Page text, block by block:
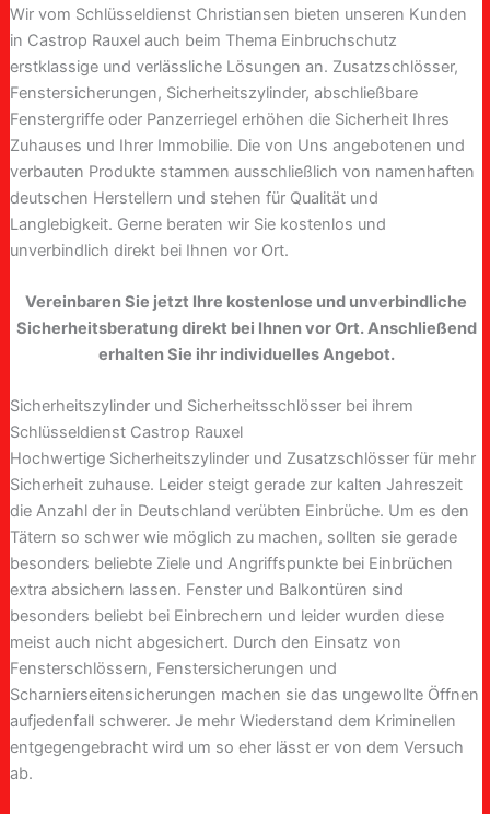
Wir vom Schlüsseldienst Christiansen bieten unseren Kunden
in Castrop Rauxel auch beim Thema Einbruchschutz
erstklassige und verlässliche Lösungen an. Zusatzschlösser,
Fenstersicherungen, Sicherheitszylinder, abschließbare
Fenstergriffe oder Panzerriegel erhöhen die Sicherheit Ihres
Zuhauses und Ihrer Immobilie. Die von Uns angebotenen und
verbauten Produkte stammen ausschließlich von namenhaften
deutschen Herstellern und stehen für Qualität und
Langlebigkeit. Gerne beraten wir Sie kostenlos und
unverbindlich direkt bei Ihnen vor Ort.
Vereinbaren Sie jetzt Ihre kostenlose und unverbindliche
Sicherheitsberatung direkt bei Ihnen vor Ort. Anschließend
erhalten Sie ihr individuelles Angebot.
Sicherheitszylinder und Sicherheitsschlösser bei ihrem
Schlüsseldienst Castrop Rauxel
Hochwertige Sicherheitszylinder und Zusatzschlösser für mehr
Sicherheit zuhause. Leider steigt gerade zur kalten Jahreszeit
die Anzahl der in Deutschland verübten Einbrüche. Um es den
Tätern so schwer wie möglich zu machen, sollten sie gerade
besonders beliebte Ziele und Angriffspunkte bei Einbrüchen
extra absichern lassen. Fenster und Balkontüren sind
besonders beliebt bei Einbrechern und leider wurden diese
meist auch nicht abgesichert. Durch den Einsatz von
Fensterschlössern, Fenstersicherungen und
Scharnierseitensicherungen machen sie das ungewollte Öffnen
aufjedenfall schwerer. Je mehr Wiederstand dem Kriminellen
entgegengebracht wird um so eher lässt er von dem Versuch
ab.